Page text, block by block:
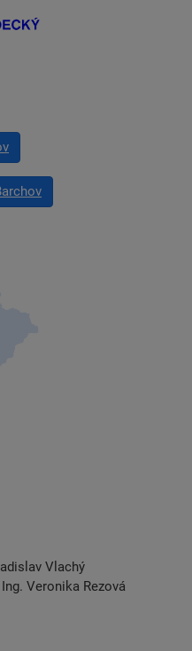
Vlachý
Veronika Rezová